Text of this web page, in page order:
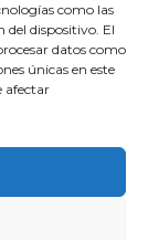
como las
del dispositivo. El
datos como
únicas en este
afectar